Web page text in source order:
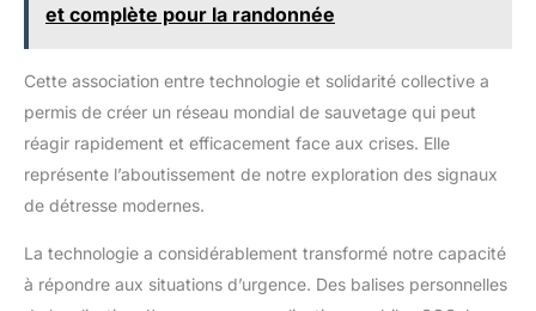
et complète pour la randonnée
Cette association entre technologie et solidarité collective a
permis de créer un réseau mondial de sauvetage qui peut
réagir rapidement et efficacement face aux crises. Elle
représente l’aboutissement de notre exploration des signaux
de détresse modernes.
La technologie a considérablement transformé notre capacité
à répondre aux situations d’urgence. Des balises personnelles